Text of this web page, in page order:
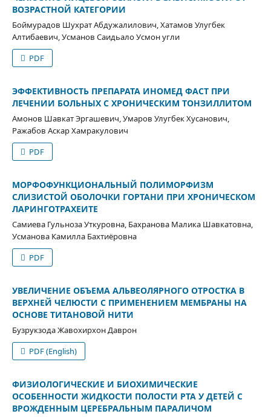
ВОЗРАСТНОЙ КАТЕГОРИИ
Боймурадов Шухрат Абдужалилович, Хатамов Улугбек
Алтибаевич, Усманов Саидьало Усмон угли
PDF
ЭФФЕКТИВНОСТЬ ПРЕПАРАТА ИНОМЕД ФАСТ ПРИ
ЛЕЧЕНИИ БОЛЬНЫХ С ХРОНИЧЕСКИМ ТОНЗИЛЛИТОМ
Амонов Шавкат Эргашевич, Умаров Улугбек Хусанович,
Ражабов Аскар Хамракулович
PDF
МОРФОФУНКЦИОНАЛЬНЫЙ ПОЛИМОРФИЗМ
СЛИЗИСТОЙ ОБОЛОЧКИ ГОРТАНИ ПРИ ХРОНИЧЕСКОМ
ЛАРИНГОТРАХЕИТЕ
Самиева Гульноза Уткуровна, Бахранова Малика Шавкатовна,
Усманова Камилла Бахтиёровна
PDF
УВЕЛИЧЕНИЕ ОБЪЕМА АЛЬВЕОЛЯРНОГО ОТРОСТКА В
ВЕРХНЕЙ ЧЕЛЮСТИ С ПРИМЕНЕНИЕМ МЕМБРАНЫ НА
ОСНОВЕ ТИТАНОВОЙ НИТИ
Бузрукзода Жавохирхон Даврон
PDF (English)
ФИЗИОЛОГИЧЕСКИЕ И БИОХИМИЧЕСКИЕ
ОСОБЕННОСТИ ЖИДКОСТИ ПОЛОСТИ РТА У ДЕТЕЙ С
ВРОЖДЕННЫМ ЦЕРЕБРАЛЬНЫМ ПАРАЛИЧОМ